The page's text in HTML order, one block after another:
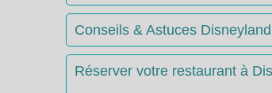
Conseils & Astuces
Réserver votre restaurant à